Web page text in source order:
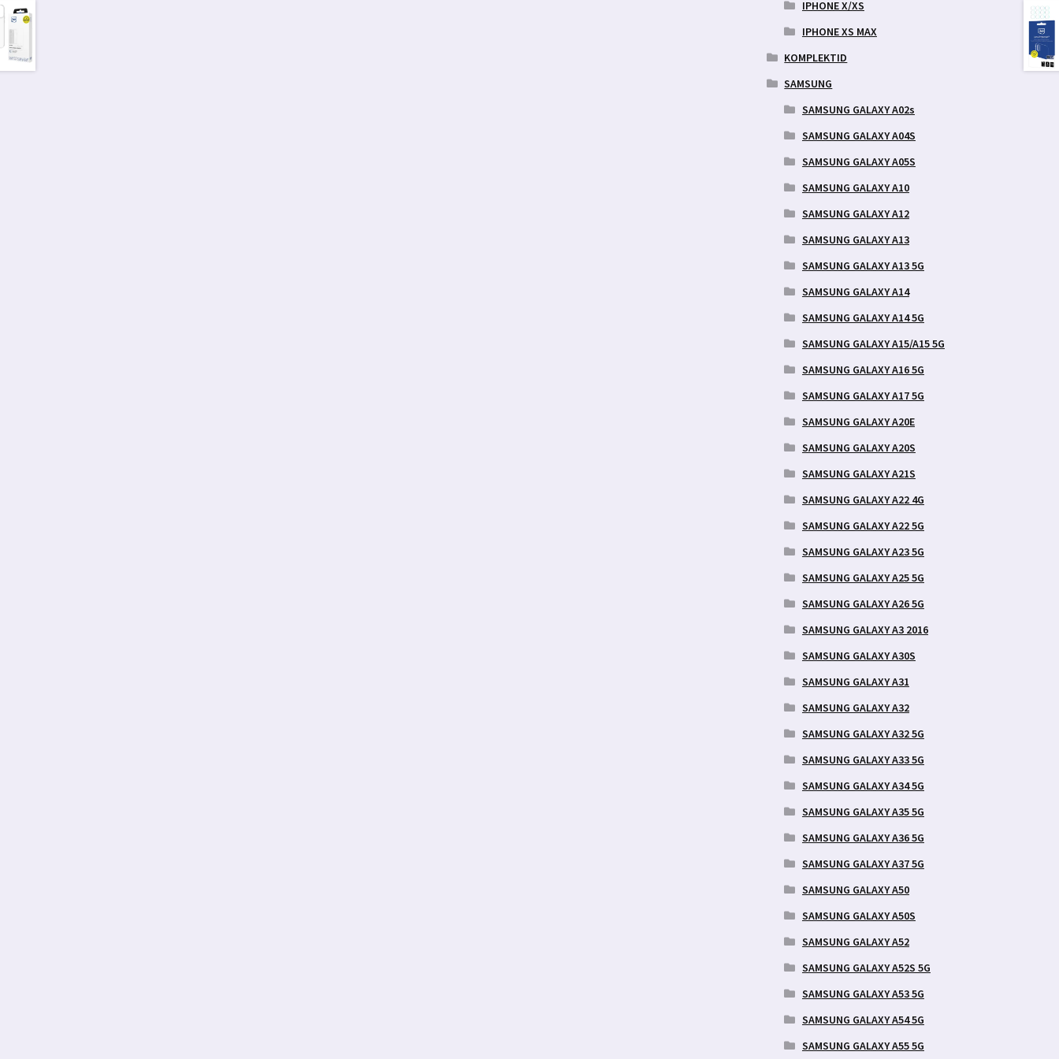
IPHONE X/XS
IPHONE XS MAX
KOMPLEKTID
SAMSUNG
SAMSUNG GALAXY A02s
SAMSUNG GALAXY A04S
SAMSUNG GALAXY A05S
SAMSUNG GALAXY A10
SAMSUNG GALAXY A12
SAMSUNG GALAXY A13
SAMSUNG GALAXY A13 5G
SAMSUNG GALAXY A14
SAMSUNG GALAXY A14 5G
SAMSUNG GALAXY A15/A15 5G
SAMSUNG GALAXY A16 5G
SAMSUNG GALAXY A17 5G
SAMSUNG GALAXY A20E
SAMSUNG GALAXY A20S
SAMSUNG GALAXY A21S
SAMSUNG GALAXY A22 4G
SAMSUNG GALAXY A22 5G
SAMSUNG GALAXY A23 5G
SAMSUNG GALAXY A25 5G
SAMSUNG GALAXY A26 5G
SAMSUNG GALAXY A3 2016
SAMSUNG GALAXY A30S
SAMSUNG GALAXY A31
SAMSUNG GALAXY A32
SAMSUNG GALAXY A32 5G
SAMSUNG GALAXY A33 5G
SAMSUNG GALAXY A34 5G
SAMSUNG GALAXY A35 5G
SAMSUNG GALAXY A36 5G
SAMSUNG GALAXY A37 5G
SAMSUNG GALAXY A50
SAMSUNG GALAXY A50S
SAMSUNG GALAXY A52
SAMSUNG GALAXY A52S 5G
SAMSUNG GALAXY A53 5G
SAMSUNG GALAXY A54 5G
SAMSUNG GALAXY A55 5G